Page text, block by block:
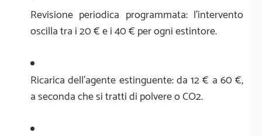
Revisione periodica programmata: l'intervento
oscilla tra i 20 € e i 40 € per ogni estintore.
Ricarica dell'agente estinguente: da 12 € a 60 €,
a seconda che si tratti di polvere o CO2.